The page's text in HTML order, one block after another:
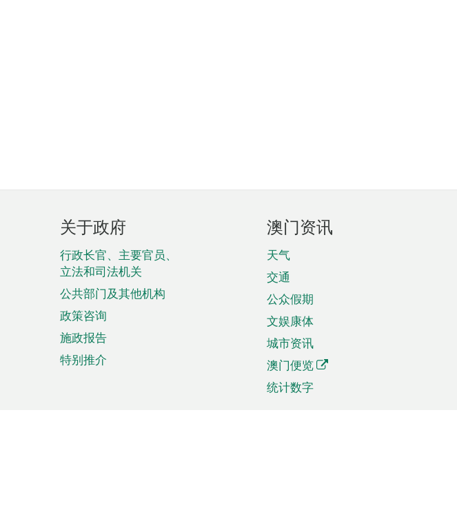
页
脚
菜
单
关于政府
行政长官、主要官员、
立法和司法机关
公共部门及其他机构
政策咨询
施政报告
特别推介
澳门资讯
天气
交通
公众假期
文娱康体
城市资讯
澳门便览
统计数字